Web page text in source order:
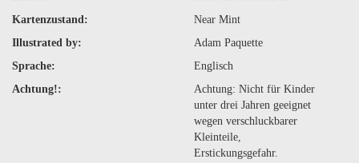
Kartenzustand:
Near Mint
Illustrated by:
Adam Paquette
Sprache:
Englisch
Achtung!:
Achtung: Nicht für Kinder
unter drei Jahren geeignet
wegen verschluckbarer
Kleinteile,
Erstickungsgefahr.